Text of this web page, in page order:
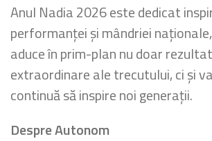
Anul Nadia 2026 este dedicat
performanței și mândriei
aduce în prim-plan nu doar
extraordinare ale trecutului, ci și
continuă să inspire noi generații.
Despre Autonom